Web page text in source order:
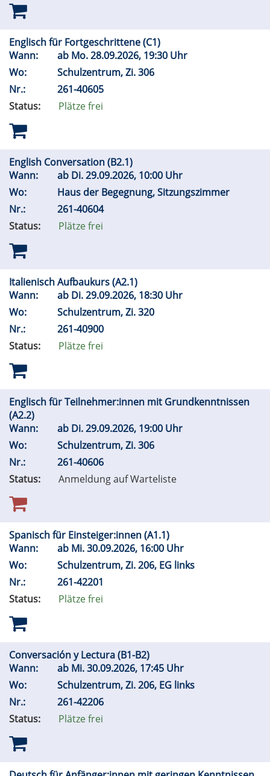
Englisch für Fortgeschrittene (C1)
Wann:
ab Mo.28.09.2026, 19:30 Uhr
Wo:
Schulzentrum, Zi. 306
Nr.:
261-40605
Status:
Plätze frei
English Conversation (B2.1)
Wann:
ab Di.29.09.2026, 10:00 Uhr
Wo:
Haus der Begegnung, Sitzungszimmer
Nr.:
261-40604
Status:
Plätze frei
Italienisch Aufbaukurs (A2.1)
Wann:
ab Di.29.09.2026, 18:30 Uhr
Wo:
Schulzentrum, Zi. 320
Nr.:
261-40900
Status:
Plätze frei
Englisch für Teilnehmer:innen mit Grundkenntnissen
(A2.2)
Wann:
ab Di.29.09.2026, 19:00 Uhr
Wo:
Schulzentrum, Zi. 306
Nr.:
261-40606
Status:
Anmeldung auf Warteliste
Spanisch für Einsteiger:innen (A1.1)
Wann:
ab Mi.30.09.2026, 16:00 Uhr
Wo:
Schulzentrum, Zi. 206, EG links
Nr.:
261-42201
Status:
Plätze frei
Conversación y Lectura (B1-B2)
Wann:
ab Mi.30.09.2026, 17:45 Uhr
Wo:
Schulzentrum, Zi. 206, EG links
Nr.:
261-42206
Status:
Plätze frei